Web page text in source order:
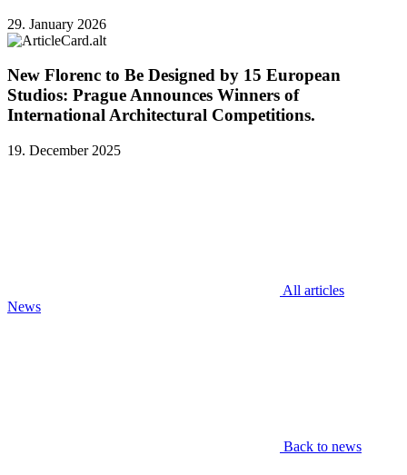
29. January 2026
New Florenc to Be Designed by 15 European
Studios: Prague Announces Winners of
International Architectural Competitions.
19. December 2025
All articles
News
Back to news